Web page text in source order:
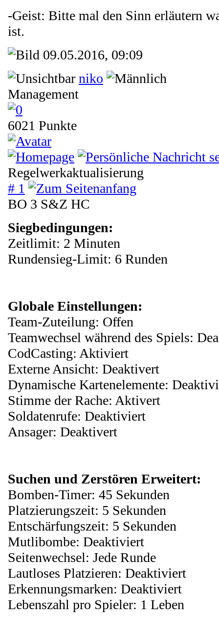
-Geist: Bitte mal den Sinn erläutern
ist.
09.05.2016, 09:09
niko
Management
6021 Punkte
Regelwerkaktualisierung
# 1
BO 3 S&Z HC
Siegbedingungen:
Zeitlimit: 2 Minuten
Rundensieg-Limit: 6 Runden
Globale Einstellungen:
Team-Zuteilung: Offen
Teamwechsel während des Spiels:
CodCasting: Aktiviert
Externe Ansicht: Deaktivert
Dynamische Kartenelemente:
Stimme der Rache: Aktivert
Soldatenrufe: Deaktiviert
Ansager: Deaktivert
Suchen und Zerstören Erweitert:
Bomben-Timer: 45 Sekunden
Platzierungszeit: 5 Sekunden
Entschärfungszeit: 5 Sekunden
Mutlibombe: Deaktiviert
Seitenwechsel: Jede Runde
Lautloses Platzieren: Deaktiviert
Erkennungsmarken: Deaktiviert
Lebenszahl pro Spieler: 1 Leben